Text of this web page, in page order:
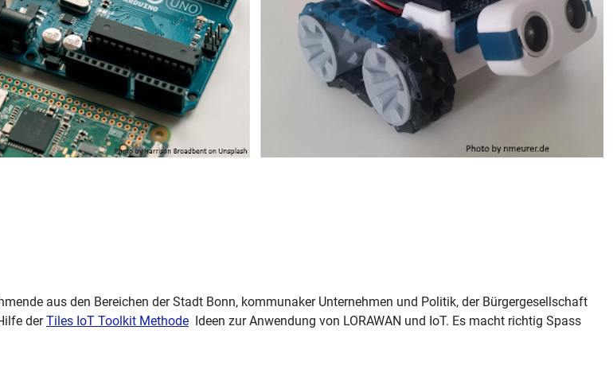
aus den Bereichen der Stadt Bonn, kommunaker Unternehmen und Politik, der Bürgergesellschaft
derTiles IoT Toolkit Methode Ideen zur Anwendung von LORAWAN und IoT. Es macht richtig Spass